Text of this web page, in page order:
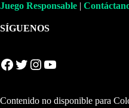
Juego Responsable |
SÍGUENOS
Facebook Twitter Instagram YouTube
Contenido no disponible para